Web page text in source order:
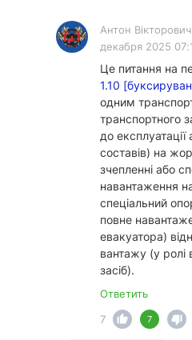
Антон
декабря 2025
Це питання на
1.10
одним
транспортного
до експлуатації
составів) на
зчепленні або
навантаження
спеціальний
повне
евакуатора)
вантажу (у ролі
засіб).
Ответить
7
7